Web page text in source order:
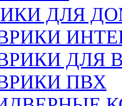
ДЛЯ
ДЛЯ
ПВХ